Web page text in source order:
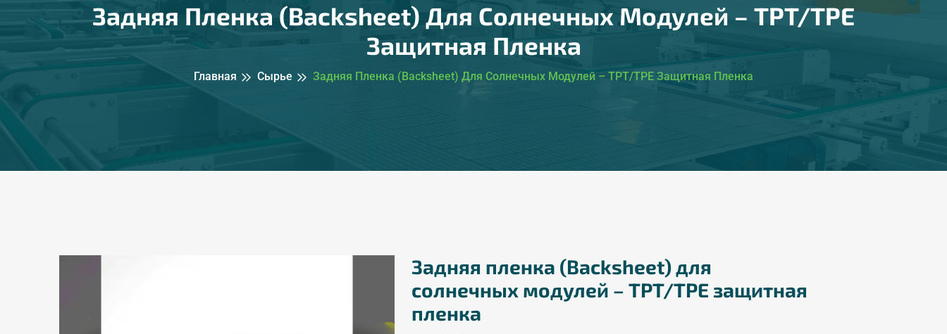
Задняя Пленка (Backsheet) Для Солнечных Модулей – TPT/TPE
Защитная Пленка
Главная Сырье Задняя Пленка (Backsheet) Для Солнечных Модулей – TPT/TPE Защитная Пленка
Задняя пленка (Backsheet) для
солнечных модулей – TPT/TPE защитная
пленка